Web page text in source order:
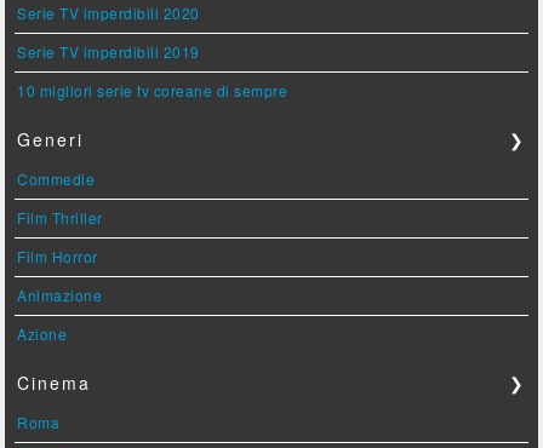
Serie TV imperdibili 2020
Serie TV imperdibili 2019
10 migliori serie tv coreane di sempre
Generi ❯
Commedie
Film Thriller
Film Horror
Animazione
Azione
Cinema ❯
Roma